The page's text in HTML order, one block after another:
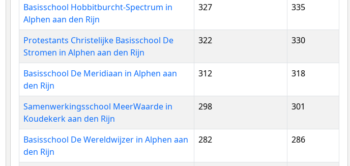
Basisschool Hobbitburcht-Spectrum in
Alphen aan den Rijn
327 335
Protestants Christelijke Basisschool De
Stromen in Alphen aan den Rijn
322 330
Basisschool De Meridiaan in Alphen aan
den Rijn
312 318
Samenwerkingsschool MeerWaarde in
Koudekerk aan den Rijn
298 301
Basisschool De Wereldwijzer in Alphen aan
den Rijn
282 286